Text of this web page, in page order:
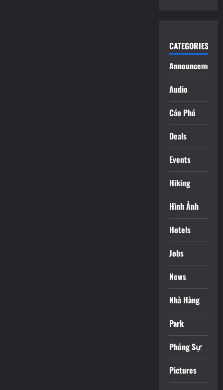
CATEGORIES
Announcements
Audio
Cáo Phó
Deals
Events
Hiking
Hình Ảnh
Hotels
Jobs
News
Nhà Hàng
Park
Phóng Sự
Pictures